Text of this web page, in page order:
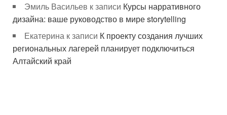
Эмиль Васильев к записи Курсы нарративного
дизайна: ваше руководство в мире storytelling
Екатерина к записи К проекту создания лучших
региональных лагерей планирует подключиться
Алтайский край